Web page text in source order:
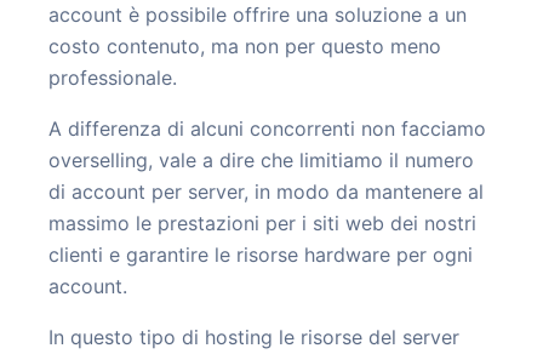
account è possibile offrire una soluzione a un
costo contenuto, ma non per questo meno
professionale.
A differenza di alcuni concorrenti non facciamo
overselling, vale a dire che limitiamo il numero
di account per server, in modo da mantenere al
massimo le prestazioni per i siti web dei nostri
clienti e garantire le risorse hardware per ogni
account.
In questo tipo di hosting le risorse del server